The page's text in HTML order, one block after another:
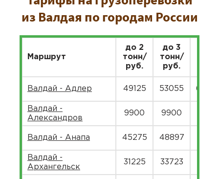
из Валдая по городам России
Маршрут
до 2
тонн/
руб.
до 3
тонн/
руб.
Валдай - Адлер 49125 53055
Валдай -
Александров
9900 9900
Валдай - Анапа 45275 48897
Валдай -
Архангельск
31225 33723